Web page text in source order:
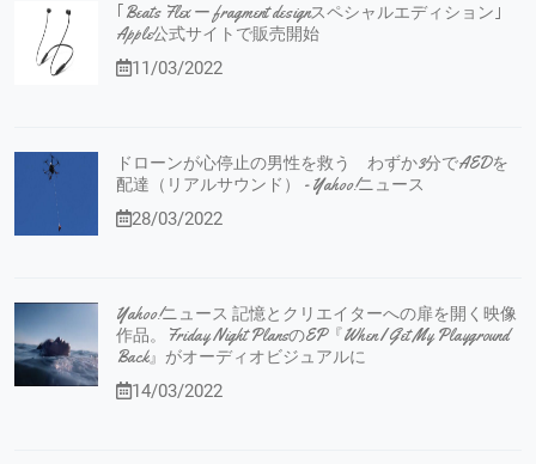
｢Beats Flex ー fragment designスペシャルエディション｣
Apple公式サイトで販売開始
11/03/2022
ドローンが心停止の男性を救う わずか3分でAEDを
配達（リアルサウンド） - Yahoo!ニュース
28/03/2022
Yahoo!ニュース 記憶とクリエイターへの扉を開く映像
作品。Friday Night PlansのEP『When I Get My Playground
Back』がオーディオビジュアルに
14/03/2022